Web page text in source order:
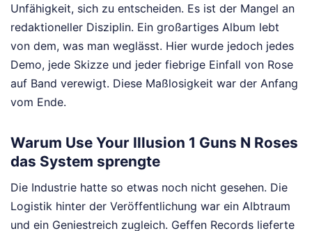
Unfähigkeit, sich zu entscheiden. Es ist der Mangel an
redaktioneller Disziplin. Ein großartiges Album lebt
von dem, was man weglässt. Hier wurde jedoch jedes
Demo, jede Skizze und jeder fiebrige Einfall von Rose
auf Band verewigt. Diese Maßlosigkeit war der Anfang
vom Ende.
Warum Use Your Illusion 1 Guns N Roses
das System sprengte
Die Industrie hatte so etwas noch nicht gesehen. Die
Logistik hinter der Veröffentlichung war ein Albtraum
und ein Geniestreich zugleich. Geffen Records lieferte